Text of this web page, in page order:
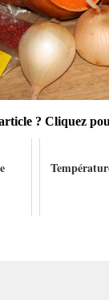
? Cliquez